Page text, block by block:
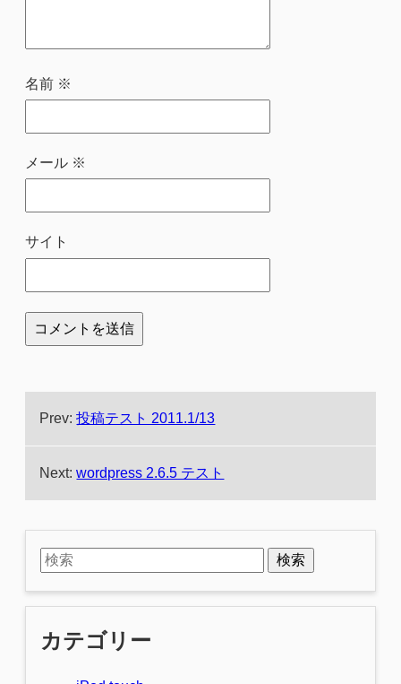
名前 ※
メール ※
サイト
Prev:投稿テスト 2011.1/13
Next:wordpress 2.6.5 テスト
検索
カテゴリー